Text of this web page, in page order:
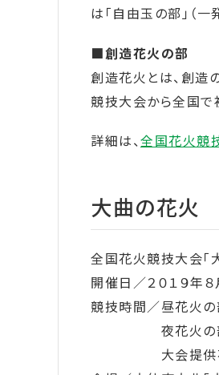
は「自由玉の部」（
■創造花火の部
創造花火とは、創造
競技大会から全国で
詳細は、全国花火競
大曲の花火
全国花火競技大会「
開催日／２０１９年８
競技時間／昼花火の
夜花火の部１
大会提供花火打